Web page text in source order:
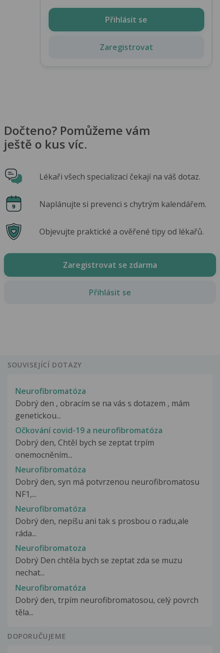
Přihlásit se
Zaregistrovat
Dočteno? Pomůžeme vám
ještě o kus víc.
Lékaři všech specializací čekají na váš dotaz.
Naplánujte si prevenci s chytrým kalendářem.
Objevujte praktické a ověřené tipy od lékařů.
Zaregistrovat se zdarma
Přihlásit se
SOUVISEJÍCÍ DOTAZY
Neurofibromatóza
Dobrý den , obracím se na vás s dotazem , mám
genetickou...
Očkování covid-19 a neurofibromatóza
Dobrý den, Chtěl bych se zeptat trpím
onemocněním...
Neurofibromatóza
Dobrý den, syn má potvrzenou neurofibromatosu
NF1,...
Neurofibromatóza
Dobrý den, nepíšu ani tak s prosbou o radu,ale
ráda...
Neurofibromatoza
Dobrý Den chtěla bych se zeptat zda se muzu
nechat...
Neurofibromatóza
Dobrý den, trpím neurofibromatosou, celý povrch
těla...
DOPORUČUJEME